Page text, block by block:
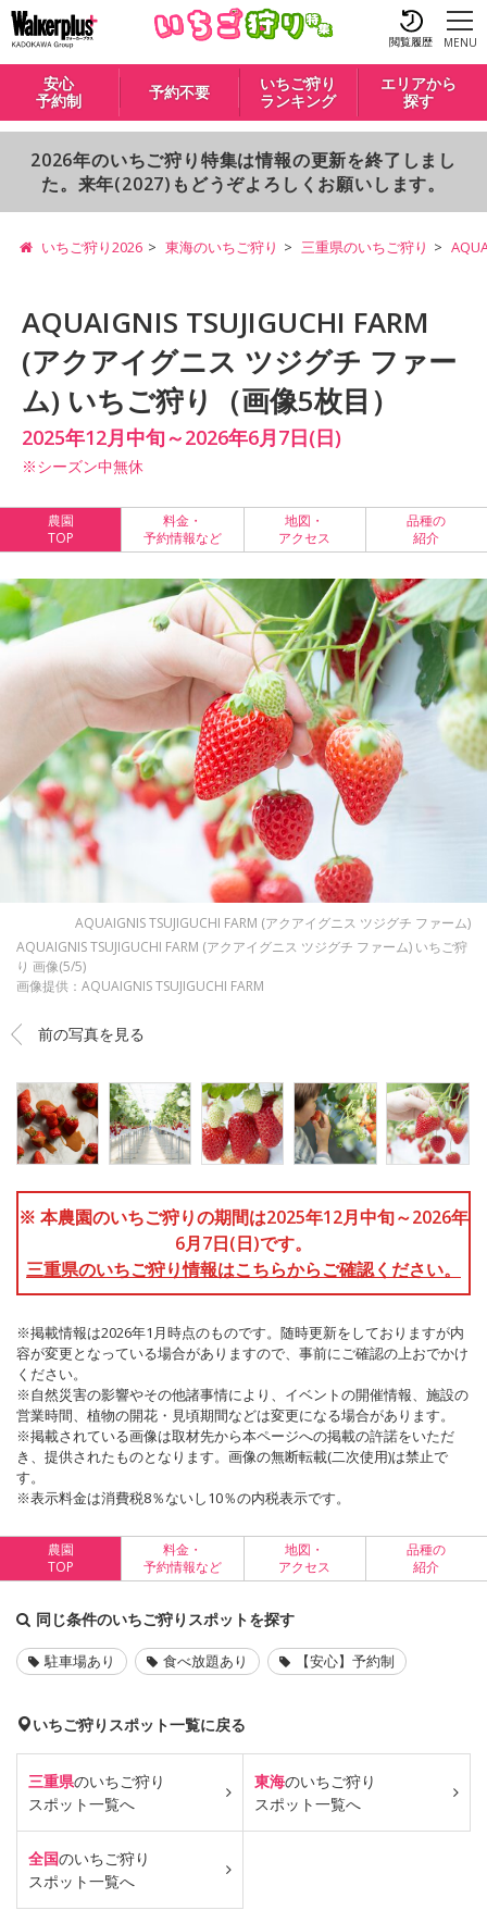
閲覧履歴 MENU
安心
予約制
予約不要
いちご狩り
ランキング
エリアから
探す
2026年のいちご狩り特集は情報の更新を終了しまし
た。来年(2027)もどうぞよろしくお願いします。
いちご狩り2026 東海のいちご狩り 三重県のいちご狩り
AQUAIGNIS TSUJIGUCHI FARM
(アクアイグニス ツジグチ ファー
ム) いちご狩り（画像5枚目）
2025年12月中旬～2026年6月7日(日)
※シーズン中無休
農園
TOP
料金・
予約情報など
地図・
アクセス
品種の
紹介
AQUAIGNIS TSUJIGUCHI FARM (アクアイグニス ツジグチ ファーム)
AQUAIGNIS TSUJIGUCHI FARM (アクアイグニス ツジグチ ファーム) いちご狩
り 画像(5/5)
画像提供：AQUAIGNIS TSUJIGUCHI FARM
前の写真を見る
※ 本農園のいちご狩りの期間は2025年12月中旬～2026年
6月7日(日)です。
三重県のいちご狩り情報はこちらからご確認ください。
※掲載情報は2026年1月時点のものです。随時更新をしておりますが内
容が変更となっている場合がありますので、事前にご確認の上おでかけ
ください。
※自然災害の影響やその他諸事情により、イベントの開催情報、施設の
営業時間、植物の開花・見頃期間などは変更になる場合があります。
※掲載されている画像は取材先から本ページへの掲載の許諾をいただ
き、提供されたものとなります。画像の無断転載(二次使用)は禁止で
す。
※表示料金は消費税8％ないし10％の内税表示です。
農園
TOP
料金・
予約情報など
地図・
アクセス
品種の
紹介
同じ条件のいちご狩りスポットを探す
駐車場あり 食べ放題あり 【安心】予約制
いちご狩りスポット一覧に戻る
三重県のいちご狩り
スポット一覧へ
東海のいちご狩り
スポット一覧へ
全国のいちご狩り
スポット一覧へ